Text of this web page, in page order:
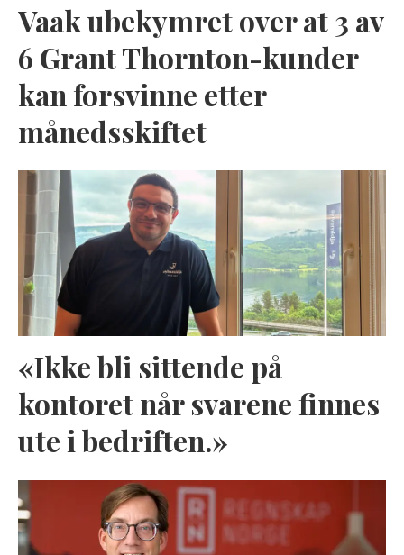
Vaak ubekymret over at 3 av
6 Grant Thornton-kunder
kan forsvinne etter
månedsskiftet
«Ikke bli sittende på
kontoret når svarene finnes
ute i bedriften.»